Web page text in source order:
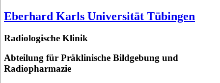
Eberhard Karls Universität Tübingen
Radiologische Klinik
Abteilung für Präklinische Bildgebung und
Radiopharmazie